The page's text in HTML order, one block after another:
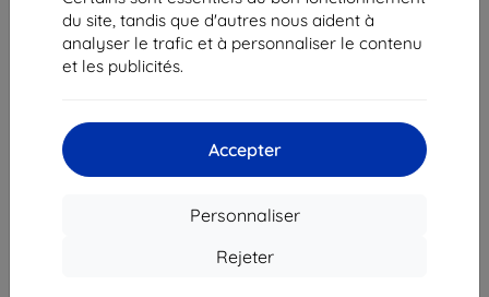
du site, tandis que d'autres nous aident à
analyser le trafic et à personnaliser le contenu
et les publicités.
Accepter
Personnaliser
Rejeter
Shield-Sk s.r.o.
Numéro d’identification d’entreprise :
N° de TVA :SK2023549671